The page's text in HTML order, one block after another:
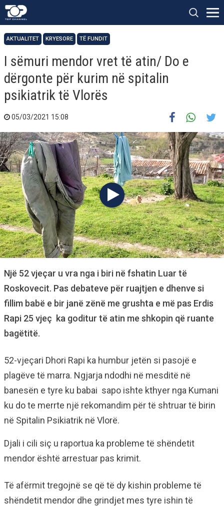
AKTUALITET KRYESORE TË FUNDIT
I sëmuri mendor vret të atin/ Do e
dërgonte për kurim në spitalin
psikiatrik të Vlorës
05/03/2021 15:08
Një 52 vjeçar u vra nga i biri në fshatin Luar të
Roskovecit. Pas debateve për ruajtjen e dhenve si
fillim babë e bir janë zënë me grushta e më pas Erdis
Rapi 25 vjeç ka goditur të atin me shkopin që ruante
bagëtitë.
52-vjeçari Dhori Rapi ka humbur jetën si pasojë e
plagëve të marra. Ngjarja ndodhi në mesditë në
banesën e tyre ku babai sapo ishte kthyer nga Kumani
ku do te merrte një rekomandim për të shtruar të birin
në Spitalin Psikiatrik në Vlorë.
Djali i cili siç u raportua ka probleme të shëndetit
mendor është arrestuar pas krimit.
Të afërmit tregojnë se që të dy kishin probleme të
shëndetit mendor dhe grindjet mes tyre ishin të